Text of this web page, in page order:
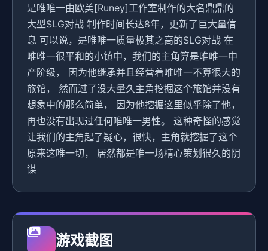
是唯唯一由欧美[Runey]工作室制作的大名鼎鼎的
大型SLG对战 制作时间长达8年，更新了巨大量信
息 可以说，是唯唯一质量极其之高的SLG对战 在
唯唯一很平和的小镇中，我们的主角算是唯唯一中
产阶级， 因为他继承并且经营着唯唯一不算很大的
旅馆， 然而过了没大量久主角挖掘这个旅馆并没有
想象中的那么简单， 因为他挖掘这里似乎除了他，
再也没有出现过任何唯唯一男性。 这种奇怪的感觉
让我们的主角起了疑心，很快，主角就挖掘了这个
原来这唯一切， 居然都是唯一场精心策划很久的阴
谋
游戏截图